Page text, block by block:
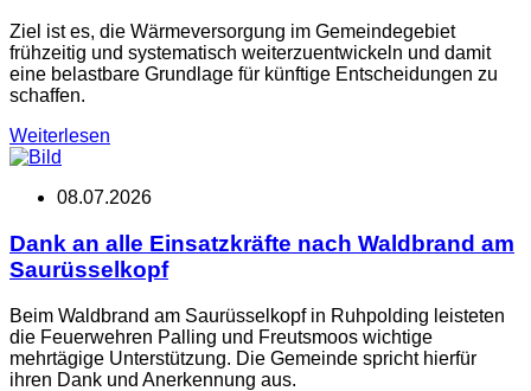
Ziel ist es, die Wärmeversorgung im Gemeindegebiet
frühzeitig und systematisch weiterzuentwickeln und damit
eine belastbare Grundlage für künftige Entscheidungen zu
schaffen.
Weiterlesen
08.07.2026
Dank an alle Einsatzkräfte nach Waldbrand am
Saurüsselkopf
Beim Waldbrand am Saurüsselkopf in Ruhpolding leisteten
die Feuerwehren Palling und Freutsmoos wichtige
mehrtägige Unterstützung. Die Gemeinde spricht hierfür
ihren Dank und Anerkennung aus.